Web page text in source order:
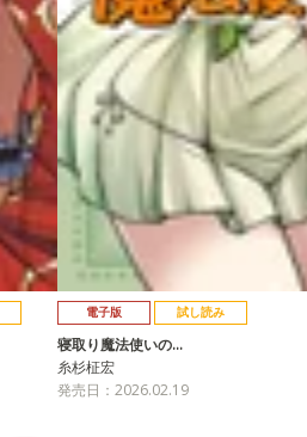
電子版 試し読み
寝取り魔法使いの…
糸杉柾宏
発売日：2026.02.19